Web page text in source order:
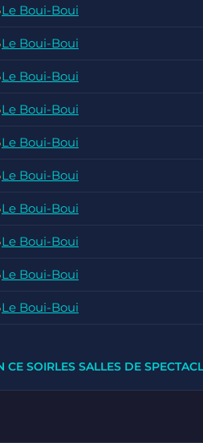
Le Boui-Boui
Le Boui-Boui
Le Boui-Boui
Le Boui-Boui
Le Boui-Boui
Le Boui-Boui
Le Boui-Boui
Le Boui-Boui
Le Boui-Boui
Le Boui-Boui
CE SOIRLES SALLES DE